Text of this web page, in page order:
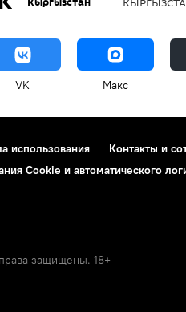
VK Макс
использования Контакты и
Cookie и автоматического
защищены. 18+